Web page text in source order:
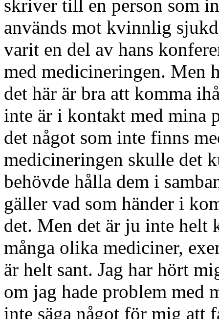
skriver till en person som
används mot kvinnlig
varit en del av hans
med medicineringen. Men
det här är bra att komma
inte är i kontakt med mina
det något som inte finns
medicineringen skulle det
behövde hålla dem i
gäller vad som händer i
det. Men det är ju inte helt
många olika mediciner,
är helt sant. Jag har hört
om jag hade problem med
inte säga något för mig att